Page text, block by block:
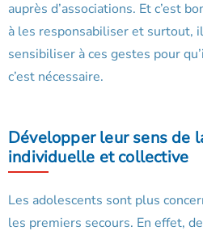
auprès d’associations. Et c’est
à les responsabiliser et surtout,
sensibiliser à ces gestes pour
c’est nécessaire.
Développer leur sens de
individuelle et collective
Les adolescents sont plus
les premiers secours. En effet,